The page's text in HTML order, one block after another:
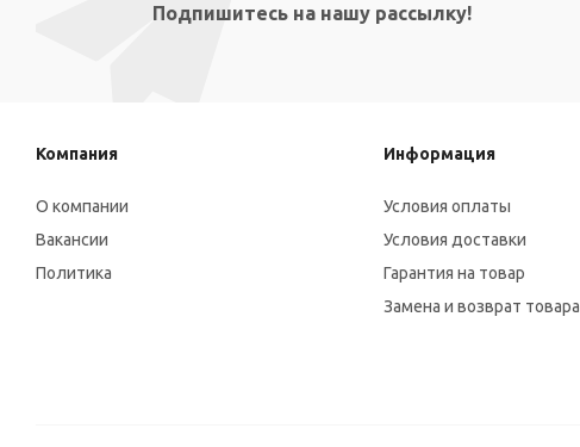
Подпишитесь на нашу рассылку!
Компания
О компании
Вакансии
Политика
Информация
Условия оплаты
Условия доставки
Гарантия на товар
Замена и возврат товара